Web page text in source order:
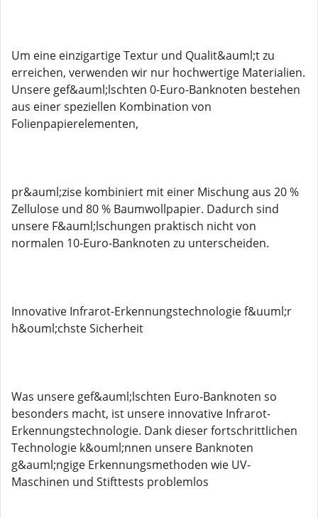
Um eine einzigartige Textur und Qualit&auml;t zu
erreichen, verwenden wir nur hochwertige Materialien.
Unsere gef&auml;lschten 0-Euro-Banknoten bestehen
aus einer speziellen Kombination von
Folienpapierelementen,
pr&auml;zise kombiniert mit einer Mischung aus 20 %
Zellulose und 80 % Baumwollpapier. Dadurch sind
unsere F&auml;lschungen praktisch nicht von
normalen 10-Euro-Banknoten zu unterscheiden.
Innovative Infrarot-Erkennungstechnologie f&uuml;r
h&ouml;chste Sicherheit
Was unsere gef&auml;lschten Euro-Banknoten so
besonders macht, ist unsere innovative Infrarot-
Erkennungstechnologie. Dank dieser fortschrittlichen
Technologie k&ouml;nnen unsere Banknoten
g&auml;ngige Erkennungsmethoden wie UV-
Maschinen und Stifttests problemlos